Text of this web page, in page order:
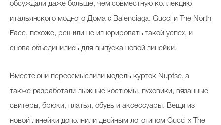
обсуждали даже больше, чем совместную коллекцию
итальянского модного Дома с Balenciaga. Gucci и The North
Face, похоже, решили не игнорировать такой успех, и
снова объединились для выпуска новой линейки.
Вместе они переосмыслили модель курток Nuptse, а
также разработали лыжные костюмы, пуховики, вязанные
свитеры, брюки, платья, обувь и аксессуары. Вещи из
новой линейки дополнили двойным логотипом Gucci х The